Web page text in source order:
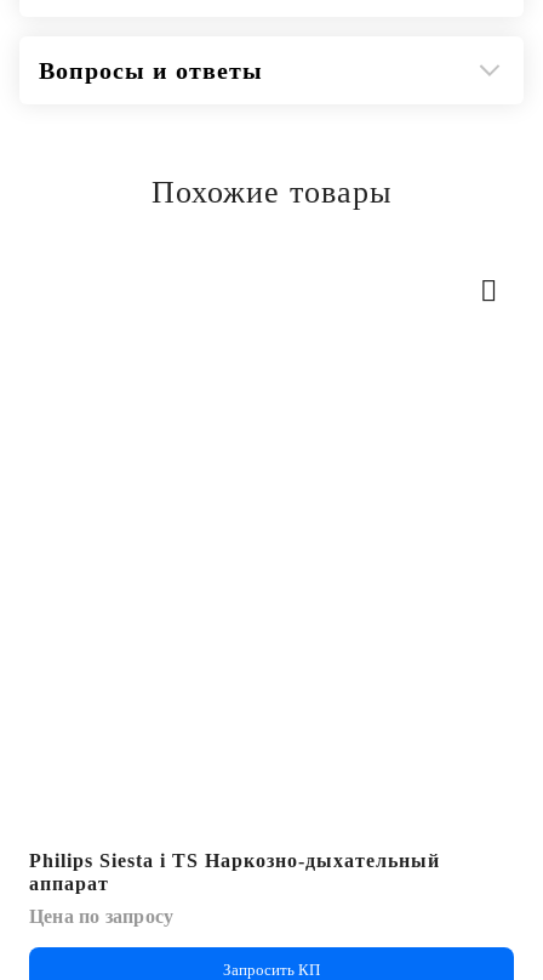
Вопросы и ответы
Похожие товары
Philips Siesta i TS Наркозно-дыхательный
аппарат
Цена по запросу
Запросить КП